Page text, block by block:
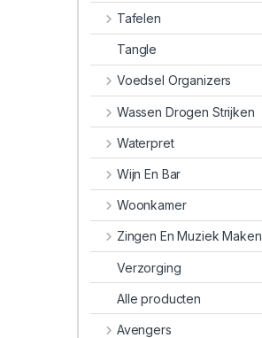
Tafelen
Tangle
Voedsel Organizers
Wassen Drogen Strijken
Waterpret
Wijn En Bar
Woonkamer
Zingen En Muziek Maken
Verzorging
Alle producten
Avengers